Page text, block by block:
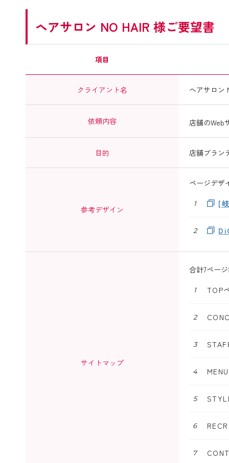
ヘアサロン NO HAIR 様ご要望書
項目
クライアント名 ヘアサロン
依頼内容 店舗のWeb
目的 店舗ブラン
参考デザイン
ページデザ
[
サイトマップ
合計7ペー
TOP